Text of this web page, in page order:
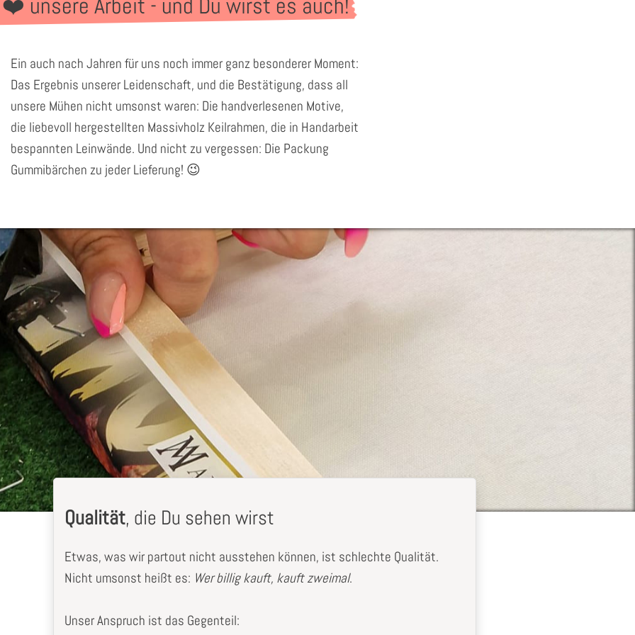
Ein auch nach Jahren für uns noch immer ganz besonderer Moment:
Das Ergebnis unserer Leidenschaft, und die Bestätigung, dass all
unsere Mühen nicht umsonst waren: Die handverlesenen Motive,
die liebevoll hergestellten Massivholz Keilrahmen, die in Handarbeit
bespannten Leinwände. Und nicht zu vergessen: Die Packung
Gummibärchen zu jeder Lieferung! 😉
Qualität, die Du sehen wirst
Etwas, was wir partout nicht ausstehen können, ist schlechte Qualität.
Nicht umsonst heißt es: Wer billig kauft, kauft zweimal.
Unser Anspruch ist das Gegenteil: